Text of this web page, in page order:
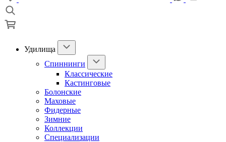
Удилища
Спиннинги
Классические
Кастинговые
Болонские
Маховые
Фидерные
Зимние
Коллекции
Специализации